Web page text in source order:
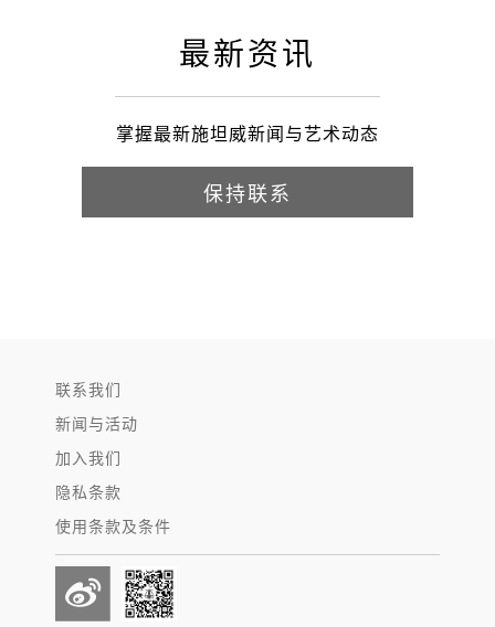
最新资讯
掌握最新施坦威新闻与艺术动态
保持联系
联系我们
新闻与活动
加入我们
隐私条款
使用条款及条件